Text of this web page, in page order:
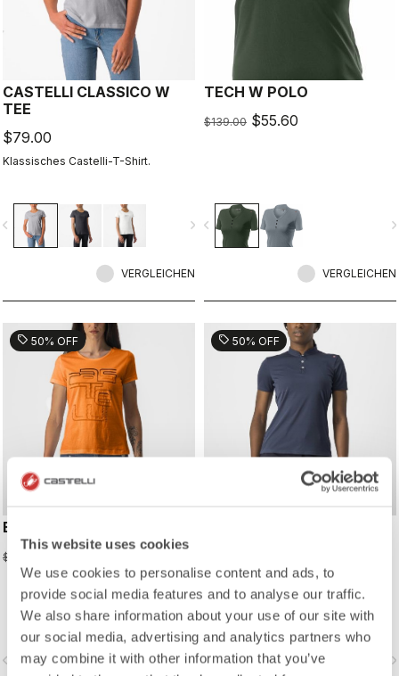
This website uses cookies
We use cookies to personalise content and ads, to
provide social media features and to analyse our traffic.
We also share information about your use of our site with
our social media, advertising and analytics partners who
may combine it with other information that you’ve
CASTELLI CLASSICO W
TEE
$79.00
Klassisches Castelli-T-Shirt.
navigate_next
VERGLEICHEN
TECH W POLO
$139.00 $55.60
navigate_before
VERGLEICHEN
sell 50% OFF
BELLAGIO TEE
$59.00
navigate_next
sell 50% OFF
navigate_before